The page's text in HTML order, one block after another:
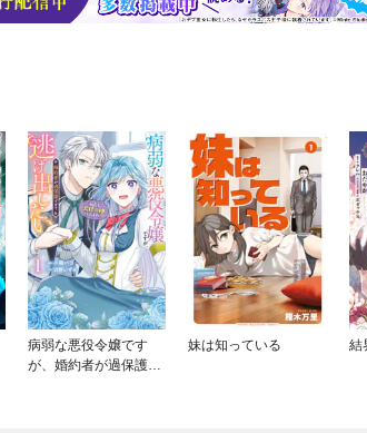
病弱な悪役令嬢です
が、婚約者が過保護す
妹は知っている 結